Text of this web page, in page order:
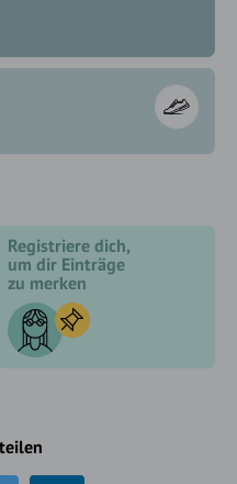
Registriere dich,
um dir Einträge
zu merken